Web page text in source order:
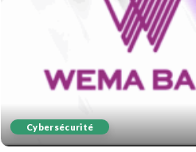
Cybersécurité